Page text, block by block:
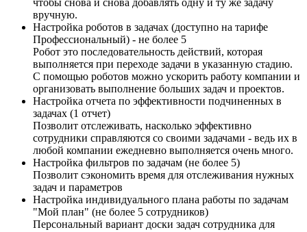
вручную.
Настройка роботов в задачах (доступно на тарифе
Профессиональный) - не более 5
Робот это последовательность действий, которая
выполняется при переходе задачи в указанную стадию.
С помощью роботов можно ускорить работу компании и
организовать выполнение больших задач и проектов.
Настройка отчета по эффективности подчиненных в
задачах (1 отчет)
Позволит отслеживать, насколько эффективно
сотрудники справляются со своими задачами - ведь их в
любой компании ежедневно выполняется очень много.
Настройка фильтров по задачам (не более 5)
Позволит сэкономить время для отслеживания нужных
задач и параметров
Настройка индивидуального плана работы по задачам
"Мой план" (не более 5 сотрудников)
Персональный вариант доски задач сотрудника для